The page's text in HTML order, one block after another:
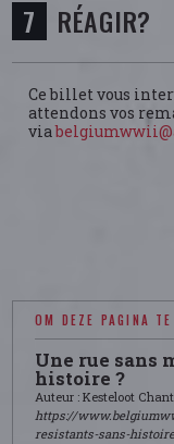
RÉAGIR?
Ce billet vous
attendons vos
via
OM DEZE PAGINA TE
Une rue sans
histoire ?
Auteur : Kesteloot
https://
resistants-sans-